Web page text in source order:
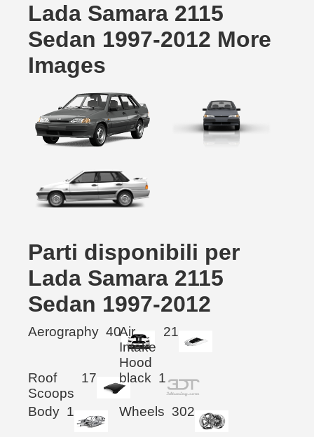
Lada Samara 2115
Sedan 1997-2012 More
Images
Parti disponibili per
Lada Samara 2115
Sedan 1997-2012
Aerography 40Air
Intake
Hood
21
Roof
Scoops
17 black 1
Body 1 Wheels 302